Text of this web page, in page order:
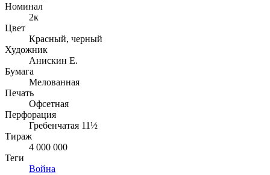
Номинал
2к
Цвет
Красный, черный
Художник
Анискин Е.
Бумага
Мелованная
Печать
Офсетная
Перфорация
Гребенчатая 11½
Тираж
4 000 000
Теги
Война